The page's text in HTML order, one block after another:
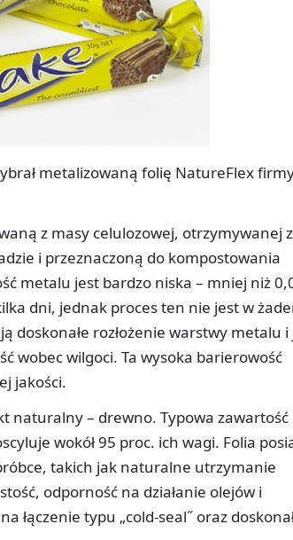
metalizowaną folię NatureFlex
z masy celulozowej, otrzymywanej
i przeznaczoną do kompostowania
metalu jest bardzo niska – mniej niż
dni, jednak proces ten nie jest w
doskonałe rozłożenie warstwy metalu i
wobec wilgoci. Ta wysoka barierowość
jakości.
naturalny – drewno. Typowa zawartość
wokół 95 proc. ich wagi. Folia
takich jak naturalne utrzymanie
odporność na działanie olejów i
łączenie typu „cold-seal˝ oraz